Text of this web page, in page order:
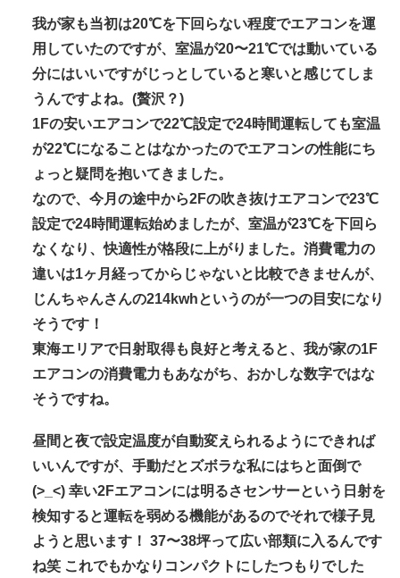
我が家も当初は20℃を下回らない程度でエアコンを運
用していたのですが、室温が20〜21℃では動いている
分にはいいですがじっとしていると寒いと感じてしま
うんですよね。(贅沢？)
1Fの安いエアコンで22℃設定で24時間運転しても室温
が22℃になることはなかったのでエアコンの性能にち
ょっと疑問を抱いてきました。
なので、今月の途中から2Fの吹き抜けエアコンで23℃
設定で24時間運転始めましたが、室温が23℃を下回ら
なくなり、快適性が格段に上がりました。消費電力の
違いは1ヶ月経ってからじゃないと比較できませんが、
じんちゃんさんの214kwhというのが一つの目安になり
そうです！
東海エリアで日射取得も良好と考えると、我が家の1F
エアコンの消費電力もあながち、おかしな数字ではな
そうですね。
昼間と夜で設定温度が自動変えられるようにできれば
いいんですが、手動だとズボラな私にはちと面倒で
(>_<) 幸い2Fエアコンには明るさセンサーという日射を
検知すると運転を弱める機能があるのでそれで様子見
ようと思います！ 37〜38坪って広い部類に入るんです
ね笑 これでもかなりコンパクトにしたつもりでした